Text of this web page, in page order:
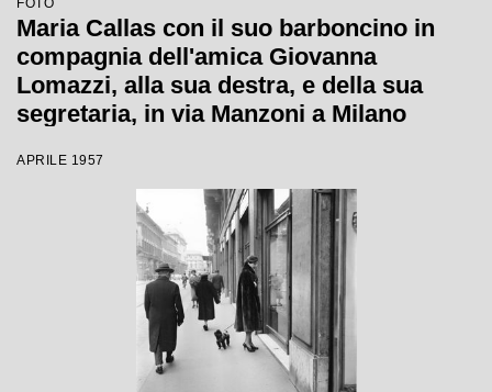
FOTO
Maria Callas con il suo barboncino in
compagnia dell'amica Giovanna
Lomazzi, alla sua destra, e della sua
segretaria, in via Manzoni a Milano
APRILE 1957